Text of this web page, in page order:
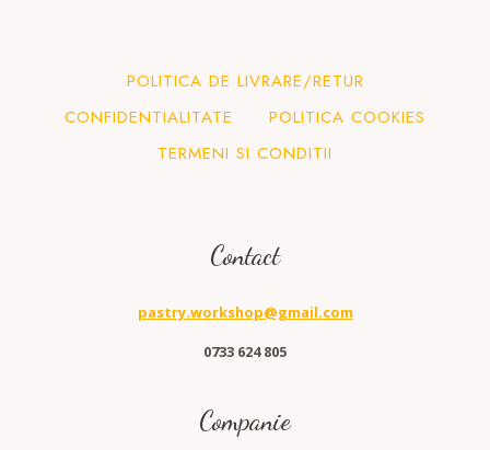
POLITICA DE LIVRARE/RETUR
CONFIDENTIALITATE
POLITICA COOKIES
TERMENI SI CONDITII
Contact
pastry.workshop@gmail.com
0733 624 805
Companie